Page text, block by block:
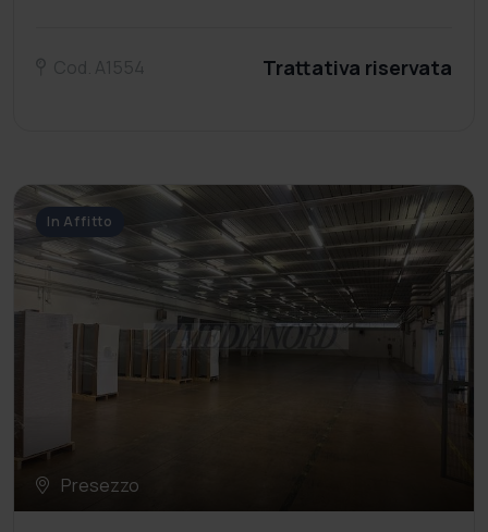
Trattativa riservata
Presezzo
In Affitto